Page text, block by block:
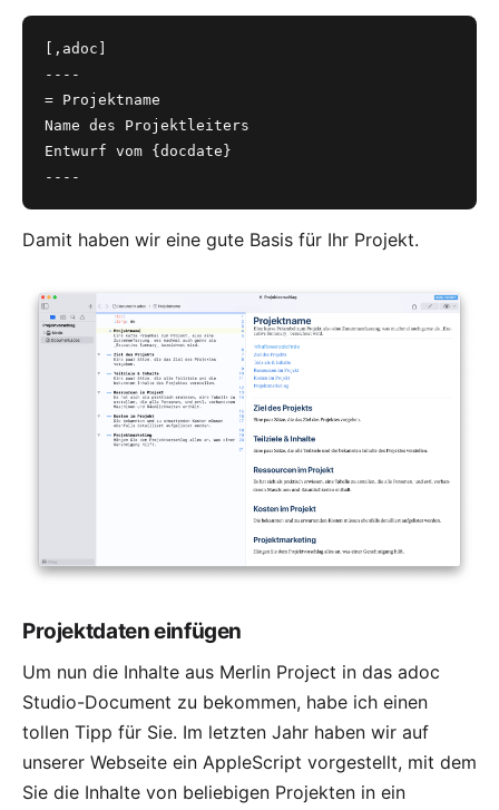
[,adoc]
----
= Projektname
Name des Projektleiters
Entwurf vom {docdate}
----
Damit haben wir eine gute Basis für Ihr Projekt.
Projektdaten einfügen
Um nun die Inhalte aus Merlin Project in das adoc
Studio-Document zu bekommen, habe ich einen
tollen Tipp für Sie. Im letzten Jahr haben wir auf
unserer Webseite ein AppleScript vorgestellt, mit dem
Sie die Inhalte von beliebigen Projekten in ein